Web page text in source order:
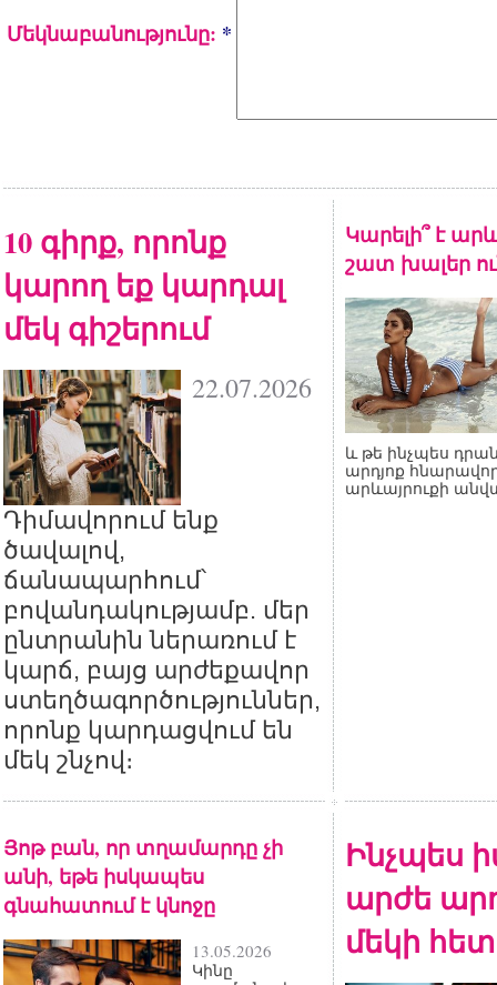
Մեկնաբանությունը: *
10 գիրք, որոնք
կարող եք կարդալ
մեկ գիշերում
22.07.2026
Դիմավորում ենք
ծավալով,
ճանապարհում՝
բովանդակությամբ. մեր
ընտրանին ներառում է
կարճ, բայց արժեքավոր
ստեղծագործություններ,
որոնք կարդացվում են
մեկ շնչով։
Կարելի՞ է
շատ խալեր
և թե ինչպես
արդյոք
արևայրուքի
Յոթ բան, որ տղամարդը չի
անի, եթե իսկապես
գնահատում է կնոջը
13.05.2026
Կինը
Ինչպես
արժե
մեկի